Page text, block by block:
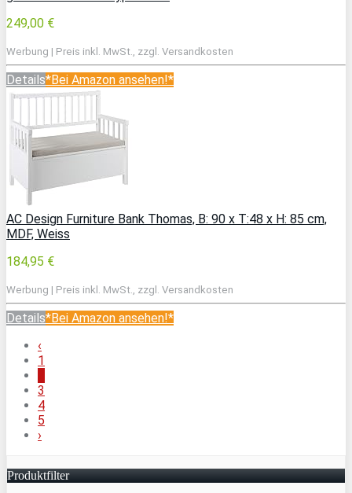
249,00 €
Werbung | Preis inkl. MwSt., zzgl. Versandkosten
Details*Bei Amazon ansehen!*
AC Design Furniture Bank Thomas, B: 90 x T:48 x H: 85 cm,
MDF, Weiss
184,95 €
Werbung | Preis inkl. MwSt., zzgl. Versandkosten
Details*Bei Amazon ansehen!*
‹
1
3
4
5
›
Produktfilter